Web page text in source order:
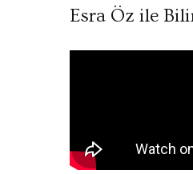
Esra Öz ile